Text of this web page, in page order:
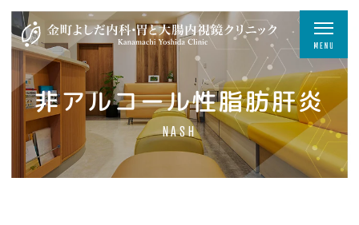
非アルコール性脂肪肝炎
NASH